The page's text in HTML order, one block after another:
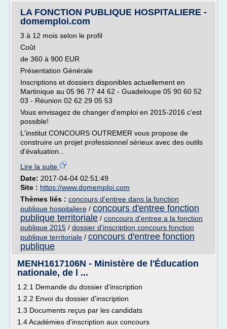
LA FONCTION PUBLIQUE HOSPITALIERE -
domemploi.com
3 à 12 mois selon le profil
Coût
de 360 à 900 EUR
Présentation Générale
Inscriptions et dossiers disponibles actuellement en
Martinique au 05 96 77 44 62 - Guadeloupe 05 90 60 52
03 - Réunion 02 62 29 05 53
Vous envisagez de changer d'emploi en 2015-2016 c'est
possible!
L'institut CONCOURS OUTREMER vous propose de
construire un projet professionnel sérieux avec des outils
d'évaluation...
Lire la suite
Date: 2017-04-04 02:51:49
Site : https://www.domemploi.com
Thèmes liés : concours d'entree dans la fonction
publique hospitaliere / concours d'entree fonction
publique territoriale / concours d'entree a la fonction
publique 2015 / dossier d'inscription concours fonction
publique territoriale / concours d'entree fonction
publique
MENH1617106N - Ministère de l'Éducation
nationale, de l ...
1.2.1 Demande du dossier d'inscription
1.2.2 Envoi du dossier d'inscription
1.3 Documents reçus par les candidats
1.4 Académies d'inscription aux concours